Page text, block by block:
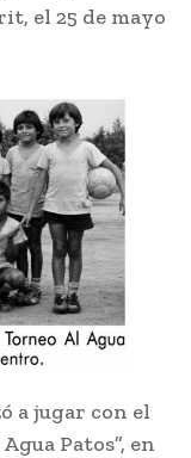
el 25 de mayo
a jugar con el
Patos”, en